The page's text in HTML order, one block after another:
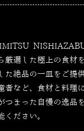
厳選した極上の食材
た絶品の一皿をご提
者など、食材と料理
つまった自慢の逸品
ください。